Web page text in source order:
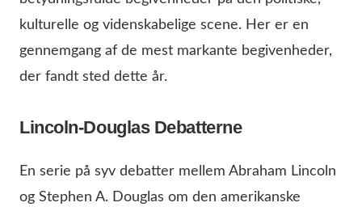
kulturelle og videnskabelige scene. Her er en
gennemgang af de mest markante begivenheder,
der fandt sted dette år.
Lincoln-Douglas Debatterne
En serie på syv debatter mellem Abraham Lincoln
og Stephen A. Douglas om den amerikanske